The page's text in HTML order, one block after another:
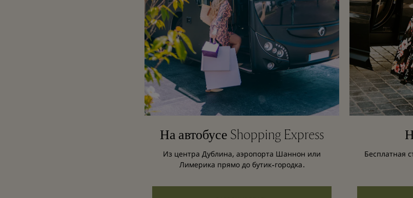
На автобусе Shopping Express
Из центра Дублина, аэропорта Шаннон или
Лимерика прямо до бутик-городка.
Бесплатная